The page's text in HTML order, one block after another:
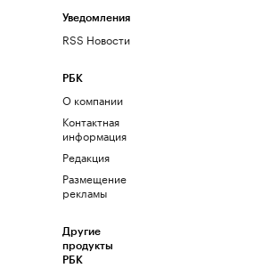
Уведомления
RSS Новости
РБК
О компании
Контактная
информация
Редакция
Размещение
рекламы
Другие
продукты
РБК